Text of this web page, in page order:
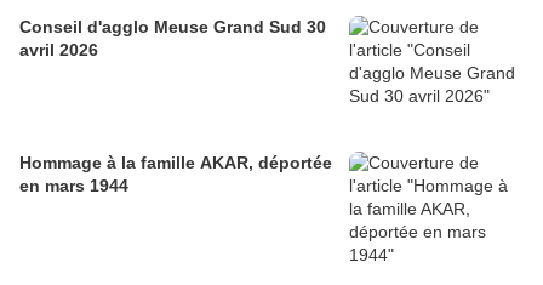
Conseil d'agglo Meuse Grand Sud 30
avril 2026
Hommage à la famille AKAR, déportée
en mars 1944